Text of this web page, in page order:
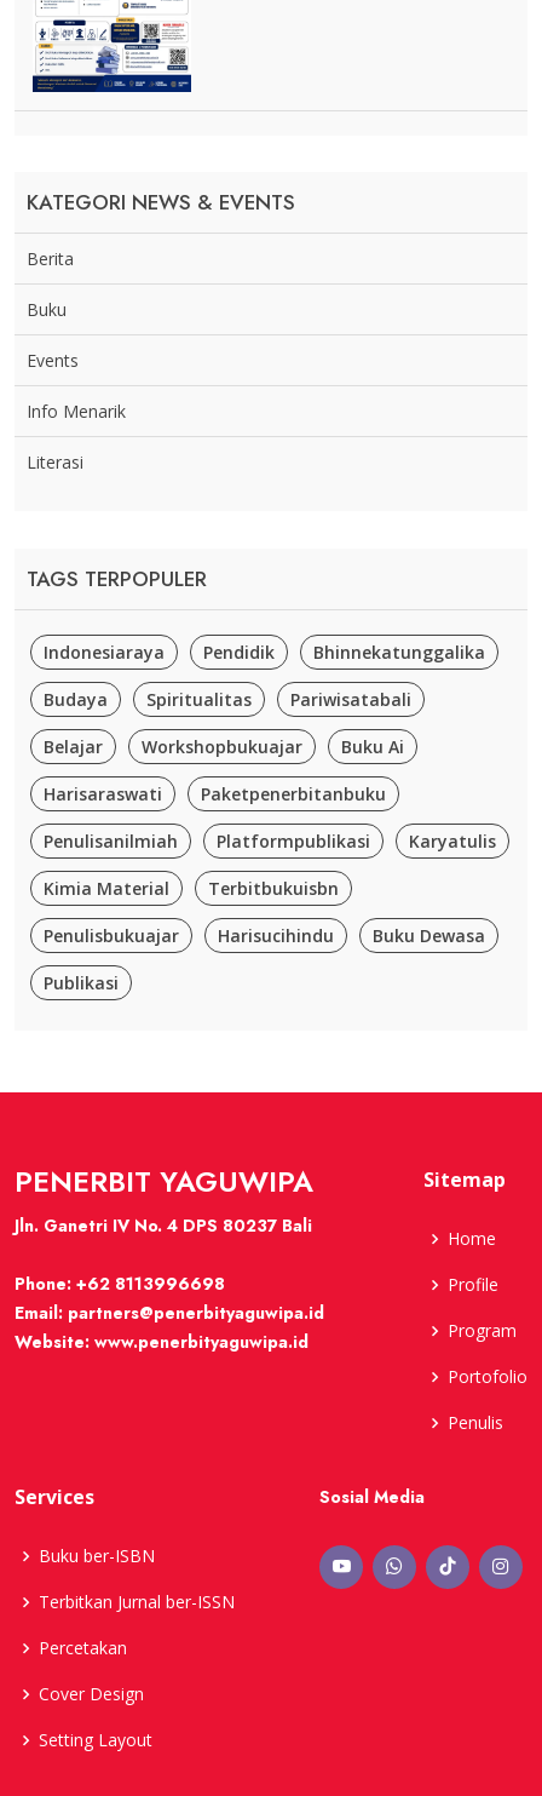
KATEGORI NEWS & EVENTS
Berita
Buku
Events
Info Menarik
Literasi
TAGS TERPOPULER
Indonesiaraya Pendidik Bhinnekatunggalika
Budaya Spiritualitas Pariwisatabali
Belajar Workshopbukuajar Buku Ai
Harisaraswati Paketpenerbitanbuku
Penulisanilmiah Platformpublikasi Karyatulis
Kimia Material Terbitbukuisbn
Penulisbukuajar Harisucihindu Buku Dewasa
Publikasi
PENERBIT YAGUWIPA
Jln. Ganetri IV No. 4 DPS 80237 Bali
Phone: +62 8113996698
Email: partners@penerbityaguwipa.id
Website: www.penerbityaguwipa.id
Sitemap
Home
Profile
Program
Portofolio
Penulis
Services
Buku ber-ISBN
Terbitkan Jurnal ber-ISSN
Percetakan
Cover Design
Setting Layout
Sosial Media